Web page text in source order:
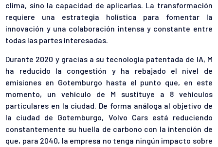
clima, sino la capacidad de aplicarlas. La transformación
requiere una estrategia holística para fomentar la
innovación y una colaboración intensa y constante entre
todas las partes interesadas.
Durante 2020 y gracias a su tecnología patentada de IA, M
ha reducido la congestión y ha rebajado el nivel de
emisiones en Gotemburgo hasta el punto que, en este
momento, un vehículo de M sustituye a 8 vehículos
particulares en la ciudad. De forma análoga al objetivo de
la ciudad de Gotemburgo, Volvo Cars está reduciendo
constantemente su huella de carbono con la intención de
que, para 2040, la empresa no tenga ningún impacto sobre